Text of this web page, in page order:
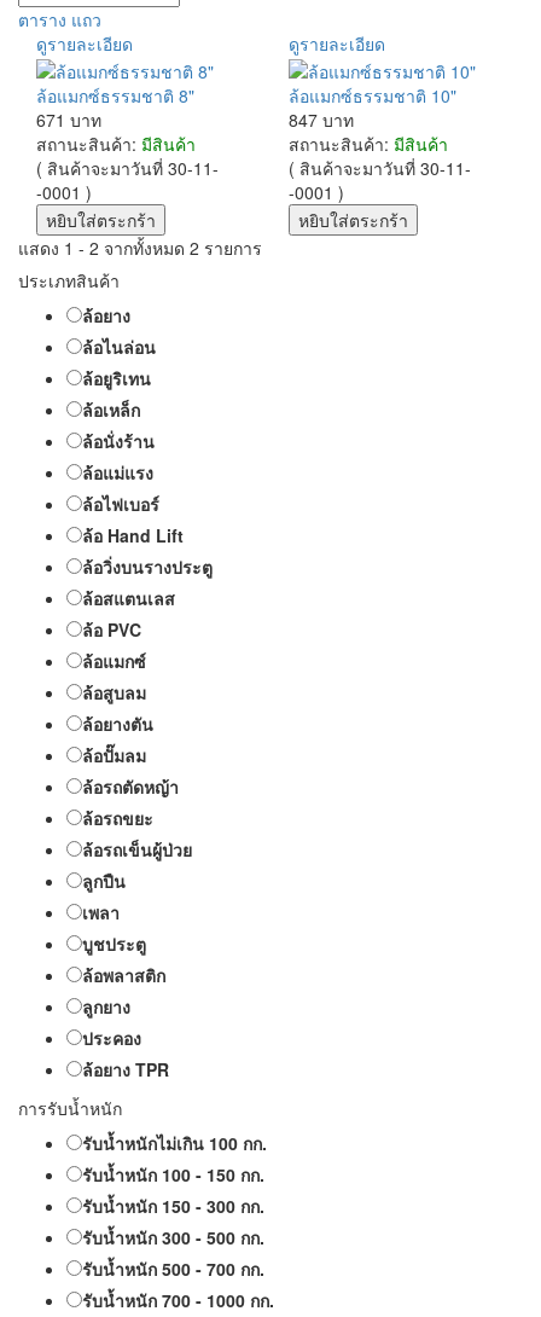
ตาราง แถว
ดูรายละเอียด
ล้อแมกซ์ธรรมชาติ 8"
671 บาท
สถานะสินค้า: มีสินค้า
( สินค้าจะมาวันที่ 30-11-
-0001 )
ดูรายละเอียด
ล้อแมกซ์ธรรมชาติ 10"
847 บาท
สถานะสินค้า: มีสินค้า
( สินค้าจะมาวันที่ 30-11-
-0001 )
แสดง 1 - 2 จากทั้งหมด 2 รายการ
ประเภทสินค้า
ล้อยาง
ล้อไนล่อน
ล้อยูริเทน
ล้อเหล็ก
ล้อนั่งร้าน
ล้อแม่แรง
ล้อไฟเบอร์
ล้อ Hand Lift
ล้อวิ่งบนรางประตู
ล้อสแตนเลส
ล้อ PVC
ล้อแมกซ์
ล้อสูบลม
ล้อยางตัน
ล้อปั๊มลม
ล้อรถตัดหญ้า
ล้อรถขยะ
ล้อรถเข็นผู้ป่วย
ลูกปืน
เพลา
บูชประตู
ล้อพลาสติก
ลูกยาง
ประคอง
ล้อยาง TPR
การรับน้ำหนัก
รับน้ำหนักไม่เกิน 100 กก.
รับน้ำหนัก 100 - 150 กก.
รับน้ำหนัก 150 - 300 กก.
รับน้ำหนัก 300 - 500 กก.
รับน้ำหนัก 500 - 700 กก.
รับน้ำหนัก 700 - 1000 กก.